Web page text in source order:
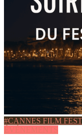
#CANNES FILM
ÉVÉNEMENTS